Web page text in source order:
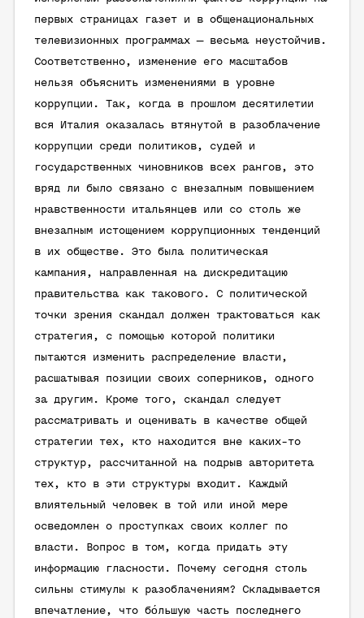
первых страницах газет и в общенациональных
телевизионных программах — весьма неустойчив.
Соответственно, изменение его масштабов
нельзя объяснить изменениями в уровне
коррупции. Так, когда в прошлом десятилетии
вся Италия оказалась втянутой в разоблачение
коррупции среди политиков, судей и
государственных чиновников всех рангов, это
вряд ли было связано с внезапным повышением
нравственности итальянцев или со столь же
внезапным истощением коррупционных тенденций
в их обществе. Это была политическая
кампания, направленная на дискредитацию
правительства как такового. С политической
точки зрения скандал должен трактоваться как
стратегия, с помощью которой политики
пытаются изменить распределение власти,
расшатывая позиции своих соперников, одного
за другим. Кроме того, скандал следует
рассматривать и оценивать в качестве общей
стратегии тех, кто находится вне каких-то
структур, рассчитанной на подрыв авторитета
тех, кто в эти структуры входит. Каждый
влиятельный человек в той или иной мере
осведомлен о проступках своих коллег по
власти. Вопрос в том, когда придать эту
информацию гласности. Почему сегодня столь
сильны стимулы к разоблачениям? Складывается
впечатление, что бо́льшую часть последнего